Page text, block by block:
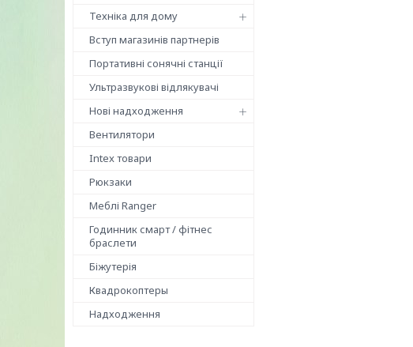
Техніка для дому
Вступ магазинів партнерів
Портативні сонячні станції
Ультразвукові відлякувачі
Нові надходження
Вентилятори
Intex товари
Рюкзаки
Меблі Ranger
Годинник смарт / фітнес
браслети
Біжутерія
Квадрокоптеры
Надходження